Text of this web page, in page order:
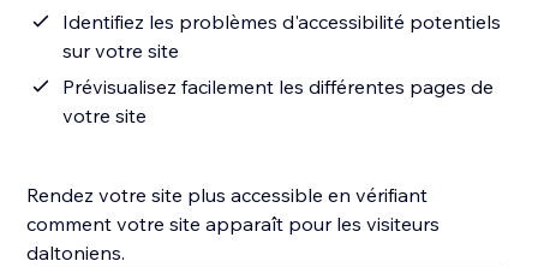
Identifiez les problèmes d'accessibilité potentiels
sur votre site
Prévisualisez facilement les différentes pages de
votre site
Rendez votre site plus accessible en vérifiant
comment votre site apparaît pour les visiteurs
daltoniens.